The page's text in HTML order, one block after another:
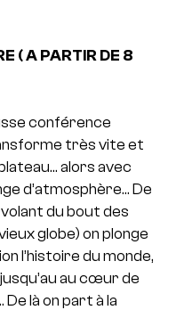
( A PARTIR DE 8
conférence
très vite et
alors avec
d’atmosphère… De
du bout des
globe) on plonge
l’histoire du monde,
au cœur de
De là on part à la